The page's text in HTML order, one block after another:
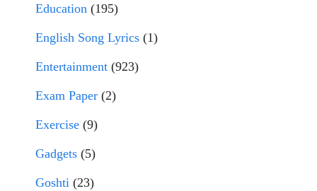
Education (195)
English Song Lyrics (1)
Entertainment (923)
Exam Paper (2)
Exercise (9)
Gadgets (5)
Goshti (23)